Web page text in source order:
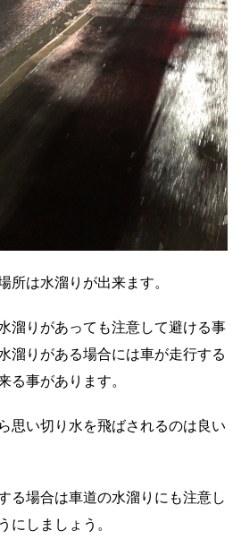
所は水溜りが出来ます。
溜りがあっても注意して避ける事
溜りがある場合には車が走行する
る事があります。
思い切り水を飛ばされるのは良い
る場合は車道の水溜りにも注意し
にしましょう。